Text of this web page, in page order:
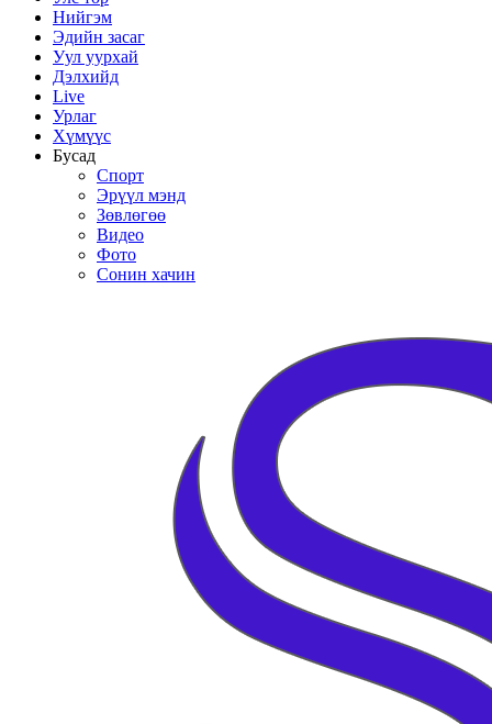
Нийгэм
Эдийн засаг
Уул уурхай
Дэлхийд
Live
Урлаг
Хүмүүс
Бусад
Спорт
Эрүүл мэнд
Зөвлөгөө
Видео
Фото
Сонин хачин